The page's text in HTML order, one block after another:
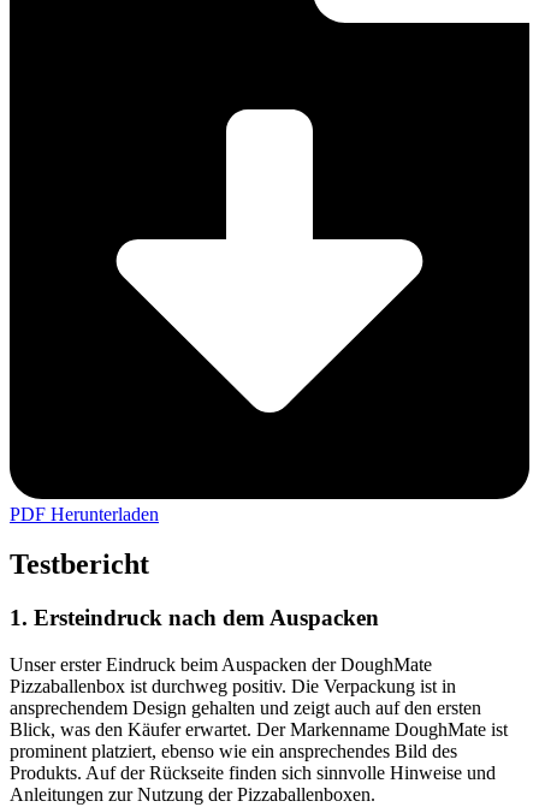
PDF Herunterladen
Testbericht
1. Ersteindruck nach dem Auspacken
Unser erster Eindruck beim Auspacken der DoughMate
Pizzaballenbox ist durchweg positiv. Die Verpackung ist in
ansprechendem Design gehalten und zeigt auch auf den ersten
Blick, was den Käufer erwartet. Der Markenname DoughMate ist
prominent platziert, ebenso wie ein ansprechendes Bild des
Produkts. Auf der Rückseite finden sich sinnvolle Hinweise und
Anleitungen zur Nutzung der Pizzaballenboxen.